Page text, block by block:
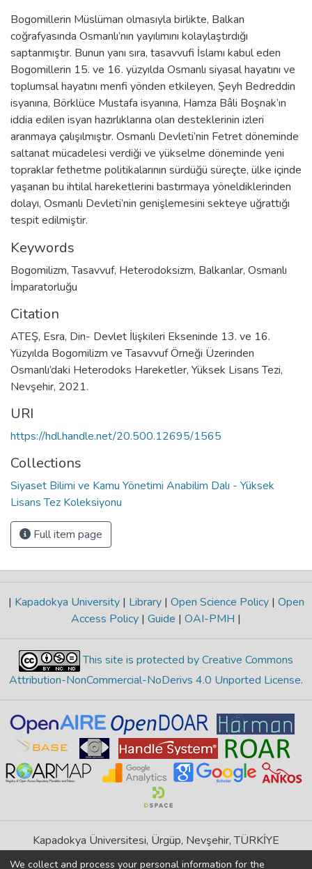
Bogomillerin Müslüman olmasıyla birlikte, Balkan
coğrafyasında Osmanlı’nın yayılımını kolaylaştırdığı
saptanmıştır. Bunun yanı sıra, tasavvufi İslamı kabul eden
Bogomillerin 15. ve 16. yüzyılda Osmanlı siyasal hayatını ve
toplumsal hayatını menfi yönden etkileyen, Şeyh Bedreddin
isyanına, Börklüce Mustafa isyanına, Hamza Bâli Boşnak’ın
iddia edilen isyan hazırlıklarına olan desteklerinin izleri
aranmaya çalışılmıştır. Osmanlı Devleti’nin Fetret döneminde
saltanat mücadelesi verdiği ve yükselme döneminde yeni
topraklar fethetme politikalarının sürdüğü süreçte, ülke içinde
yaşanan bu ihtilal hareketlerini bastırmaya yöneldiklerinden
dolayı, Osmanlı Devleti’nin genişlemesini sekteye uğrattığı
tespit edilmiştir.
Keywords
Bogomilizm,Tasavvuf, Heterodoksizm, Balkanlar, Osmanlı
İmparatorluğu
Citation
ATEŞ, Esra, Din- Devlet İlişkileri Ekseninde 13. ve 16.
Yüzyılda Bogomilizm ve Tasavvuf Örneği Üzerinden
Osmanlı’daki Heterodoks Hareketler, Yüksek Lisans Tezi,
Nevşehir, 2021.
URI
https://hdl.handle.net/20.500.12695/1565
Collections
Siyaset Bilimi ve Kamu Yönetimi Anabilim Dalı - Yüksek
Lisans Tez Koleksiyonu
Full item page
| Kapadokya University | Library | Open Science Policy | Open
Access Policy | Guide | OAI-PMH |
This site is protected by Creative Commons
Attribution-NonCommercial-NoDerivs 4.0 Unported License.
Kapadokya Üniversitesi, Ürgüp, Nevşehir, TÜRKİYE
If you find any errors in content please report us
We collect and process your personal information for the